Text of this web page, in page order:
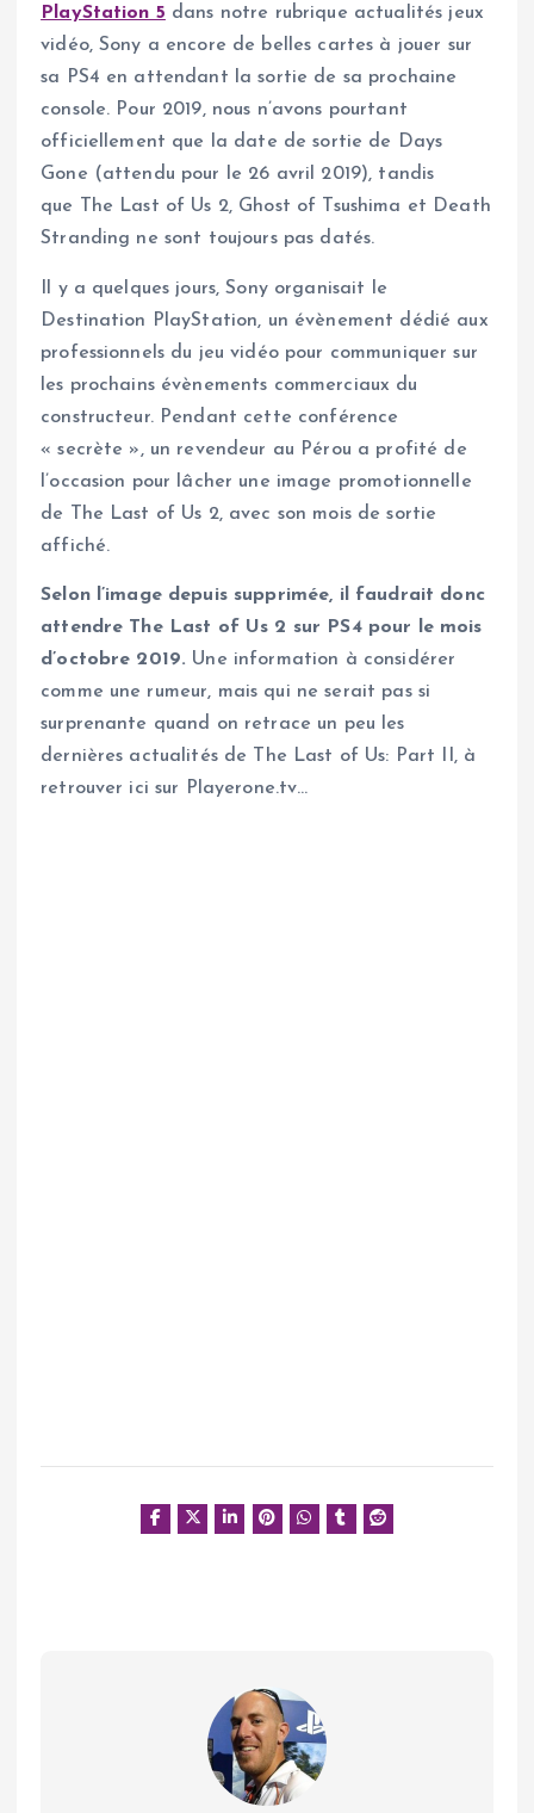
PlayStation 5 dans notre rubrique actualités jeux
vidéo, Sony a encore de belles cartes à jouer sur
sa PS4 en attendant la sortie de sa prochaine
console. Pour 2019, nous n’avons pourtant
officiellement que la date de sortie de Days
Gone (attendu pour le 26 avril 2019), tandis
que The Last of Us 2, Ghost of Tsushima et Death
Stranding ne sont toujours pas datés.
Il y a quelques jours, Sony organisait le
Destination PlayStation, un évènement dédié aux
professionnels du jeu vidéo pour communiquer sur
les prochains évènements commerciaux du
constructeur. Pendant cette conférence
« secrète », un revendeur au Pérou a profité de
l’occasion pour lâcher une image promotionnelle
de The Last of Us 2, avec son mois de sortie
affiché.
Selon l’image depuis supprimée, il faudrait donc
attendre The Last of Us 2 sur PS4 pour le mois
d’octobre 2019. Une information à considérer
comme une rumeur, mais qui ne serait pas si
surprenante quand on retrace un peu les
dernières actualités de The Last of Us: Part II, à
retrouver ici sur Playerone.tv…